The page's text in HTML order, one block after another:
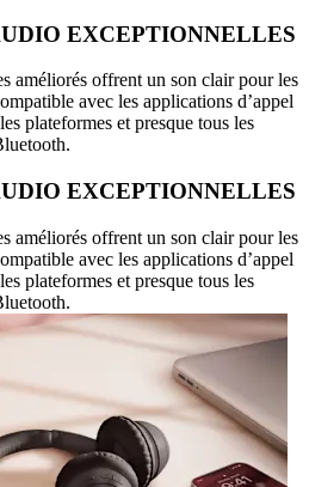
EXCEPTIONNELLES
améliorés offrent un son clair pour les
avec les applications d’appel
plateformes et presque tous les
EXCEPTIONNELLES
améliorés offrent un son clair pour les
avec les applications d’appel
plateformes et presque tous les